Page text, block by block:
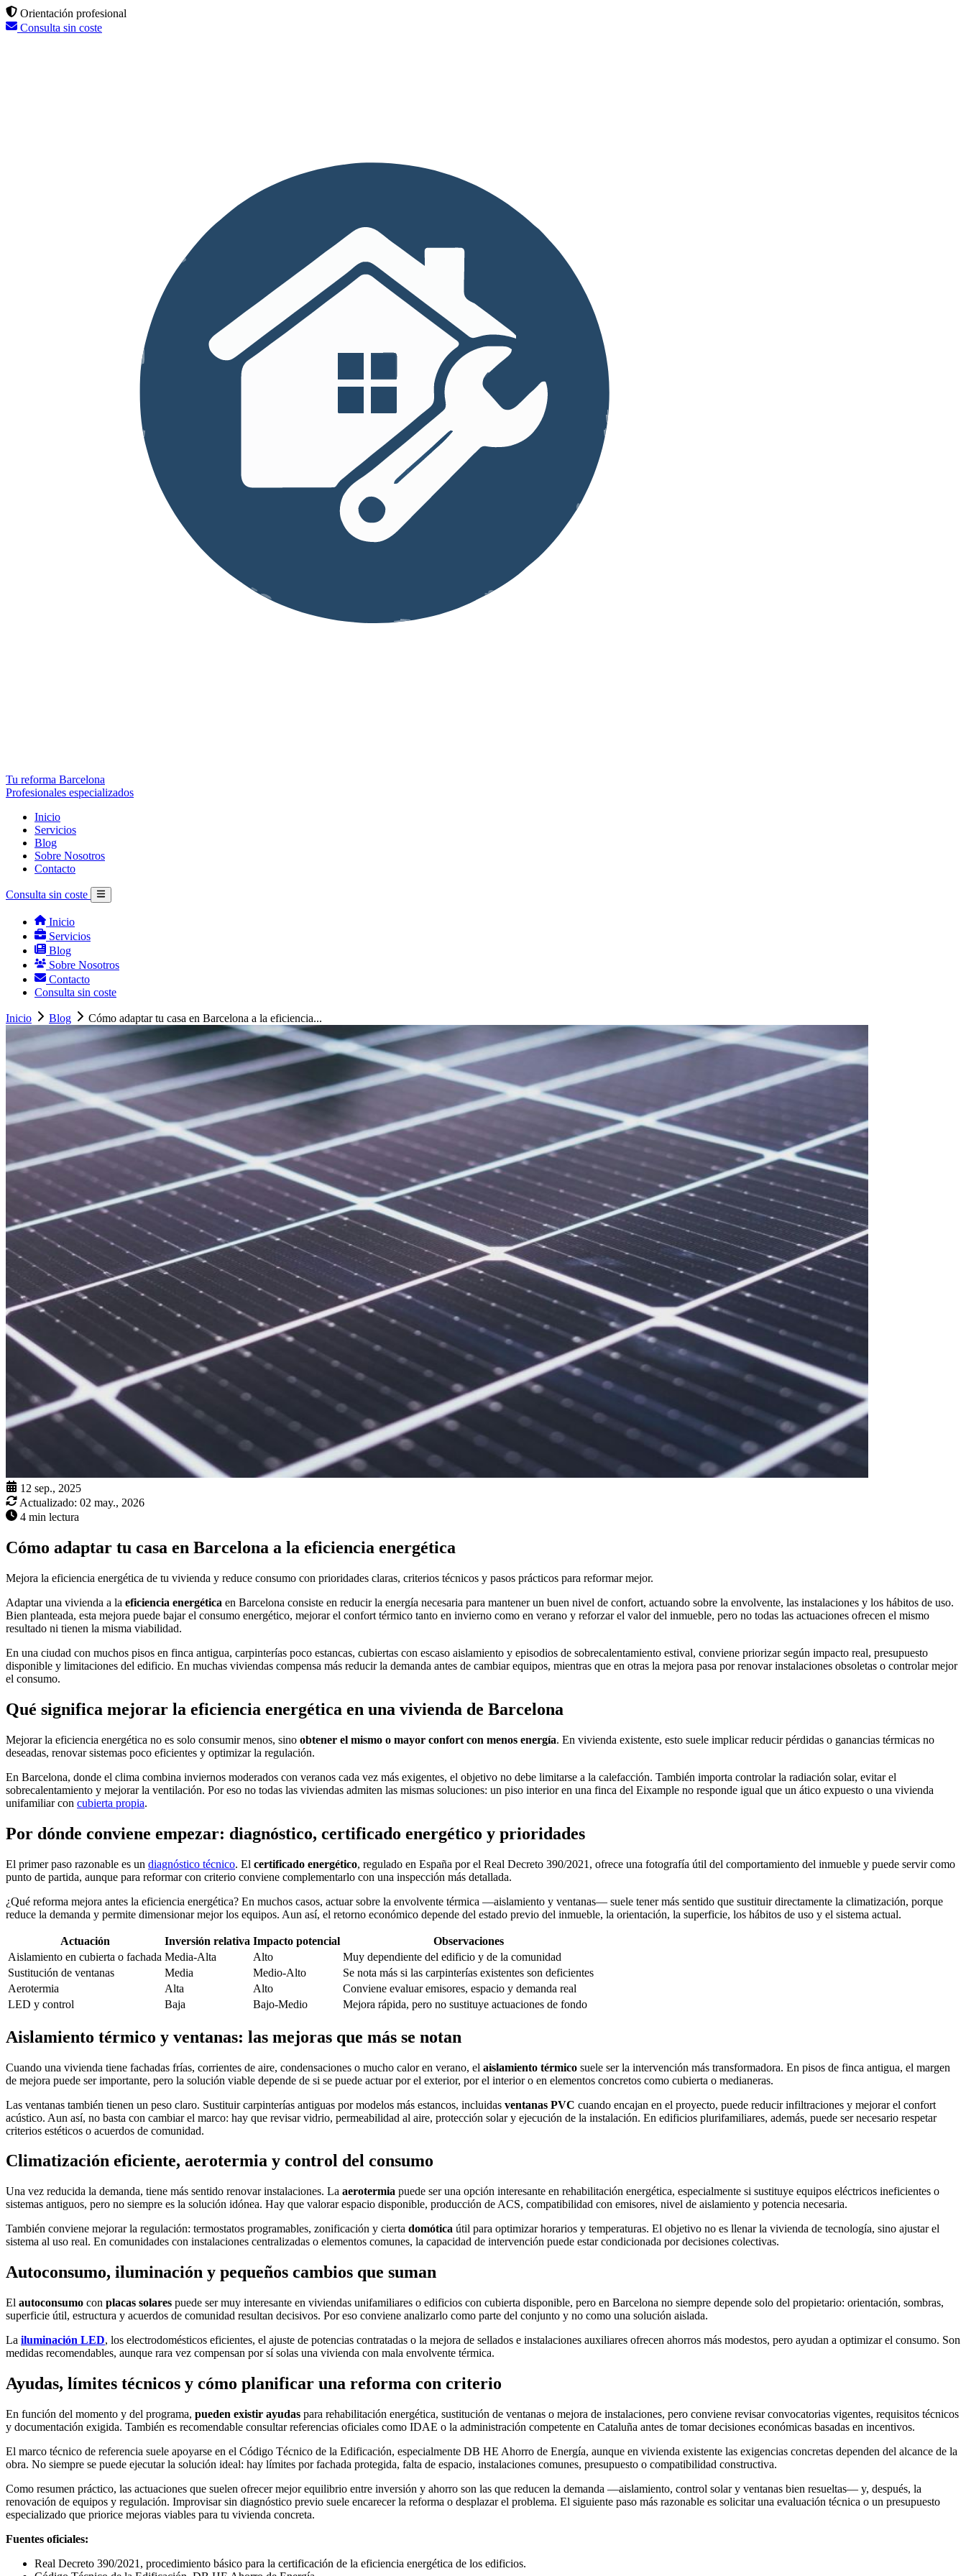
Orientación profesional
Consulta sin coste
Tu reforma Barcelona
Profesionales especializados
Inicio
Servicios
Blog
Sobre Nosotros
Contacto
Consulta sin coste
Inicio
Servicios
Blog
Sobre Nosotros
Contacto
Consulta sin coste
Inicio Blog Cómo adaptar tu casa en Barcelona a la eficiencia...
12 sep., 2025
Actualizado: 02 may., 2026
4 min lectura
Cómo adaptar tu casa en Barcelona a la eficiencia energética
Mejora la eficiencia energética de tu vivienda y reduce consumo con prioridades claras, criterios técnicos y pasos prácticos para reformar mejor.
Adaptar una vivienda a la eficiencia energética en Barcelona consiste en reducir la energía necesaria para mantener un buen nivel de confort, actuando sobre la envolvente, las instalaciones y los hábitos de uso.
Bien planteada, esta mejora puede bajar el consumo energético, mejorar el confort térmico tanto en invierno como en verano y reforzar el valor del inmueble, pero no todas las actuaciones ofrecen el mismo
resultado ni tienen la misma viabilidad.
En una ciudad con muchos pisos en finca antigua, carpinterías poco estancas, cubiertas con escaso aislamiento y episodios de sobrecalentamiento estival, conviene priorizar según impacto real, presupuesto
disponible y limitaciones del edificio. En muchas viviendas compensa más reducir la demanda antes de cambiar equipos, mientras que en otras la mejora pasa por renovar instalaciones obsoletas o controlar mejor
el consumo.
Qué significa mejorar la eficiencia energética en una vivienda de Barcelona
Mejorar la eficiencia energética no es solo consumir menos, sino obtener el mismo o mayor confort con menos energía. En vivienda existente, esto suele implicar reducir pérdidas o ganancias térmicas no
deseadas, renovar sistemas poco eficientes y optimizar la regulación.
En Barcelona, donde el clima combina inviernos moderados con veranos cada vez más exigentes, el objetivo no debe limitarse a la calefacción. También importa controlar la radiación solar, evitar el
sobrecalentamiento y mejorar la ventilación. Por eso no todas las viviendas admiten las mismas soluciones: un piso interior en una finca del Eixample no responde igual que un ático expuesto o una vivienda
unifamiliar con cubierta propia.
Por dónde conviene empezar: diagnóstico, certificado energético y prioridades
El primer paso razonable es un diagnóstico técnico. El certificado energético, regulado en España por el Real Decreto 390/2021, ofrece una fotografía útil del comportamiento del inmueble y puede servir como
punto de partida, aunque para reformar con criterio conviene complementarlo con una inspección más detallada.
¿Qué reforma mejora antes la eficiencia energética? En muchos casos, actuar sobre la envolvente térmica —aislamiento y ventanas— suele tener más sentido que sustituir directamente la climatización, porque
reduce la demanda y permite dimensionar mejor los equipos. Aun así, el retorno económico depende del estado previo del inmueble, la orientación, la superficie, los hábitos de uso y el sistema actual.
Actuación Inversión relativa Impacto potencial
Observaciones
Aislamiento en cubierta o fachada Media-Alta Alto
Muy dependiente del edificio y de la comunidad
Sustitución de ventanas
Media Medio-Alto
Se nota más si las carpinterías existentes son deficientes
Aerotermia
Alta Alto
Conviene evaluar emisores, espacio y demanda real
LED y control
Baja Bajo-Medio Mejora rápida, pero no sustituye actuaciones de fondo
Aislamiento térmico y ventanas: las mejoras que más se notan
Cuando una vivienda tiene fachadas frías, corrientes de aire, condensaciones o mucho calor en verano, el aislamiento térmico suele ser la intervención más transformadora. En pisos de finca antigua, el margen
de mejora puede ser importante, pero la solución viable depende de si se puede actuar por el exterior, por el interior o en elementos concretos como cubierta o medianeras.
Las ventanas también tienen un peso claro. Sustituir carpinterías antiguas por modelos más estancos, incluidas ventanas PVC cuando encajan en el proyecto, puede reducir infiltraciones y mejorar el confort
acústico. Aun así, no basta con cambiar el marco: hay que revisar vidrio, permeabilidad al aire, protección solar y ejecución de la instalación. En edificios plurifamiliares, además, puede ser necesario respetar
criterios estéticos o acuerdos de comunidad.
Climatización eficiente, aerotermia y control del consumo
Una vez reducida la demanda, tiene más sentido renovar instalaciones. La aerotermia puede ser una opción interesante en rehabilitación energética, especialmente si sustituye equipos eléctricos ineficientes o
sistemas antiguos, pero no siempre es la solución idónea. Hay que valorar espacio disponible, producción de ACS, compatibilidad con emisores, nivel de aislamiento y potencia necesaria.
También conviene mejorar la regulación: termostatos programables, zonificación y cierta domótica útil para optimizar horarios y temperaturas. El objetivo no es llenar la vivienda de tecnología, sino ajustar el
sistema al uso real. En comunidades con instalaciones centralizadas o elementos comunes, la capacidad de intervención puede estar condicionada por decisiones colectivas.
Autoconsumo, iluminación y pequeños cambios que suman
El autoconsumo con placas solares puede ser muy interesante en viviendas unifamiliares o edificios con cubierta disponible, pero en Barcelona no siempre depende solo del propietario: orientación, sombras,
superficie útil, estructura y acuerdos de comunidad resultan decisivos. Por eso conviene analizarlo como parte del conjunto y no como una solución aislada.
La iluminación LED, los electrodomésticos eficientes, el ajuste de potencias contratadas o la mejora de sellados e instalaciones auxiliares ofrecen ahorros más modestos, pero ayudan a optimizar el consumo. Son
medidas recomendables, aunque rara vez compensan por sí solas una vivienda con mala envolvente térmica.
Ayudas, límites técnicos y cómo planificar una reforma con criterio
En función del momento y del programa, pueden existir ayudas para rehabilitación energética, sustitución de ventanas o mejora de instalaciones, pero conviene revisar convocatorias vigentes, requisitos técnicos
y documentación exigida. También es recomendable consultar referencias oficiales como IDAE o la administración competente en Cataluña antes de tomar decisiones económicas basadas en incentivos.
El marco técnico de referencia suele apoyarse en el Código Técnico de la Edificación, especialmente DB HE Ahorro de Energía, aunque en vivienda existente las exigencias concretas dependen del alcance de la
obra. No siempre se puede ejecutar la solución ideal: hay límites por fachada protegida, falta de espacio, instalaciones comunes, presupuesto o compatibilidad constructiva.
Como resumen práctico, las actuaciones que suelen ofrecer mejor equilibrio entre inversión y ahorro son las que reducen la demanda —aislamiento, control solar y ventanas bien resueltas— y, después, la
renovación de equipos y regulación. Improvisar sin diagnóstico previo suele encarecer la reforma o desplazar el problema. El siguiente paso más razonable es solicitar una evaluación técnica o un presupuesto
especializado que priorice mejoras viables para tu vivienda concreta.
Fuentes oficiales:
Real Decreto 390/2021, procedimiento básico para la certificación de la eficiencia energética de los edificios.